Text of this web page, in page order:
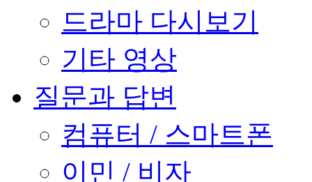
드라마 다시보기
기타 영상
질문과 답변
컴퓨터 / 스마트폰
이민 / 비자